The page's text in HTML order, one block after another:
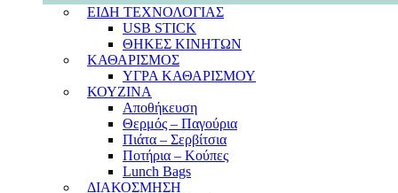
ΕΙΔΗ ΤΕΧΝΟΛΟΓΙΑΣ
USB STICK
ΘΗΚΕΣ ΚΙΝΗΤΩΝ
ΚΑΘΑΡΙΣΜΟΣ
ΥΓΡΑ ΚΑΘΑΡΙΣΜΟΥ
ΚΟΥΖΙΝΑ
Αποθήκευση
Θερμός – Παγούρια
Πιάτα – Σερβίτσια
Ποτήρια – Κούπες
Lunch Bags
ΔΙΑΚΟΣΜΗΣΗ